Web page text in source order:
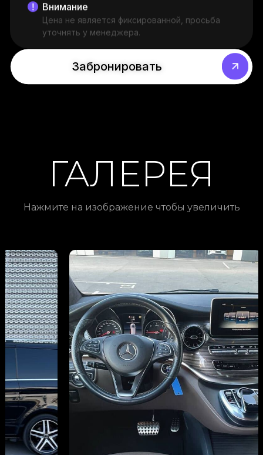
Внимание
Цена не является фиксированной, просьба
уточнять у менеджера.
Забронировать
ГАЛЕРЕЯ
Нажмите на изображение чтобы увеличить